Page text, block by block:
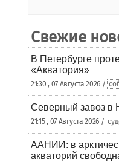
Свежие
В Петербурге
«Акватория»
21:30 , 07 Августа 2026 /
Северный завоз в
21:15 , 07 Августа 2026 /
ААНИИ: в
акваторий